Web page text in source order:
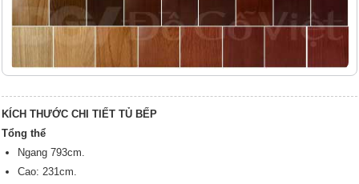
KÍCH THƯỚC CHI TIẾT TỦ BẾP
Tổng thể
Ngang 793cm.
Cao: 231cm.